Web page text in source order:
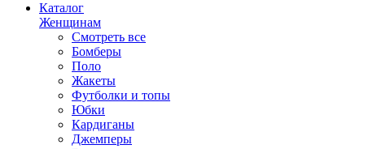
Каталог
Женщинам
Смотреть все
Бомберы
Поло
Жакеты
Футболки и топы
Юбки
Кардиганы
Джемперы